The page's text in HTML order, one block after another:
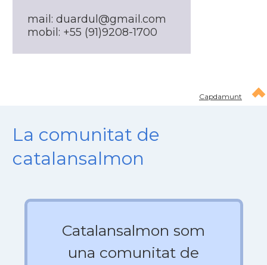
mail: duardul@gmail.com
mobil: +55 (91)9208-1700
Capdamunt
La comunitat de
catalansalmon
Catalansalmon som
una comunitat de